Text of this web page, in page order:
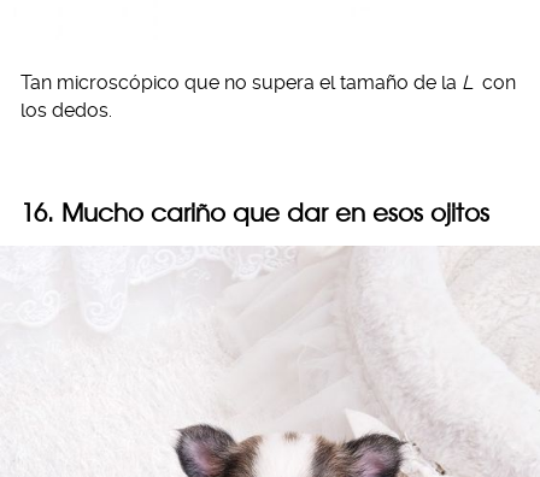
Tan microscópico que no supera el tamaño de la L con
los dedos.
16. Mucho cariño que dar en esos ojitos